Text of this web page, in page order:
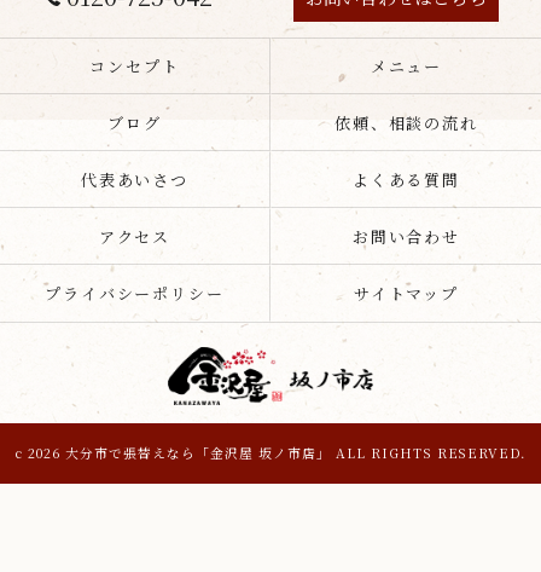
コンセプト メニュー
ブログ 依頼、相談の流れ
代表あいさつ よくある質問
アクセス お問い合わせ
プライバシーポリシー サイトマップ
c 2026 大分市で張替えなら「金沢屋 坂ノ市店」 ALL RIGHTS RESERVED.